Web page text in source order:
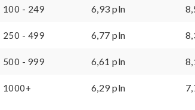
100 - 249 6,93pln
250 - 499 6,77pln
500 - 999 6,61pln
1000+ 6,29pln